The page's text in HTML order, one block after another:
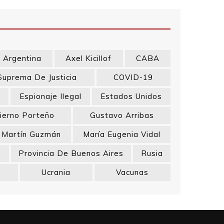
Argentina Axel Kicillof
CABA
De Justicia
COVID-19
Espionaje Ilegal
Estados Unidos
Porteño
Gustavo Arribas
Martín Guzmán
María Eugenia Vidal
Provincia De Buenos Aires
Rusia
Ucrania
Vacunas